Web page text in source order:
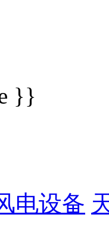
}}
电设备